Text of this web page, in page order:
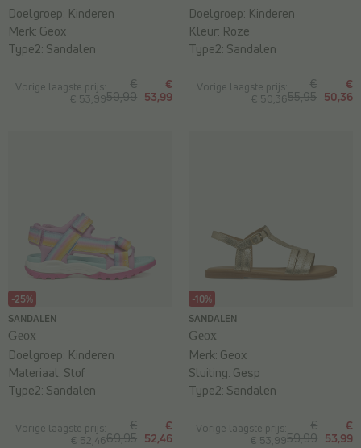
Vorige laagste prijs:
€ 53,99
€
59,99
€
53,99
Doelgroep: Kinderen
Merk: Geox
Type2: Sandalen
Vorige laagste prijs:
€ 50,36
€
55,95
€
50,36
Doelgroep: Kinderen
Kleur: Roze
Type2: Sandalen
-25%
SANDALEN
Geox
Vorige laagste prijs:
€ 52,46
€
69,95
€
52,46
Doelgroep: Kinderen
Materiaal: Stof
Type2: Sandalen
-10%
SANDALEN
Geox
Vorige laagste prijs:
€ 53,99
€
59,99
€
53,99
Merk: Geox
Sluiting: Gesp
Type2: Sandalen